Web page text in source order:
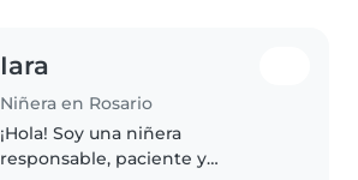
Iara
Niñera en Rosario
¡Hola! Soy una niñera
responsable, paciente y